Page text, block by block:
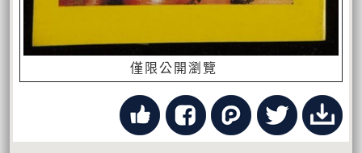
僅限公開瀏覽